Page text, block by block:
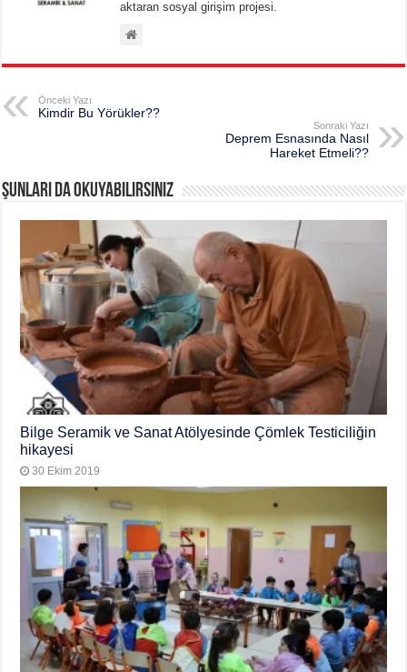
aktaran sosyal girişim projesi.
Önceki Yazı
Kimdir Bu Yörükler??
Sonraki Yazı
Deprem Esnasında Nasıl
Hareket Etmeli??
Şunları da okuyabilirsiniz
Bilge Seramik ve Sanat Atölyesinde Çömlek Testiciliğin
hikayesi
30 Ekim 2019